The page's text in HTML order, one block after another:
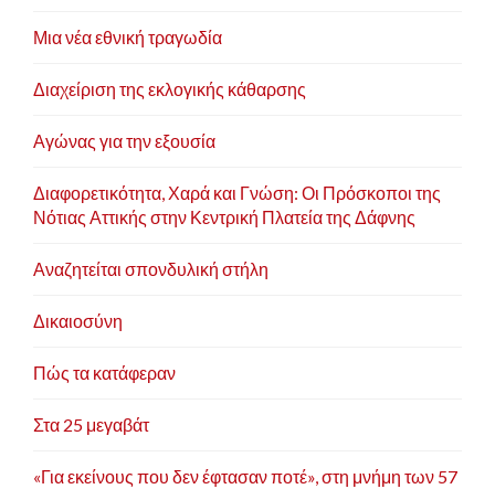
Μια νέα εθνική τραγωδία
Διαχείριση της εκλογικής κάθαρσης
Αγώνας για την εξουσία
Διαφορετικότητα, Χαρά και Γνώση: Οι Πρόσκοποι της
Νότιας Αττικής στην Κεντρική Πλατεία της Δάφνης
Αναζητείται σπονδυλική στήλη
Δικαιοσύνη
Πώς τα κατάφεραν
Στα 25 μεγαβάτ
«Για εκείνους που δεν έφτασαν ποτέ», στη μνήμη των 57